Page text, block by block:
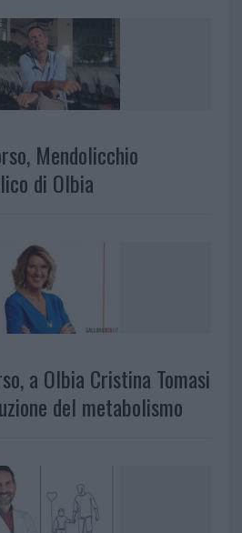
Mendolicchio
di Olbia
a Olbia Cristina Tomasi
del metabolismo